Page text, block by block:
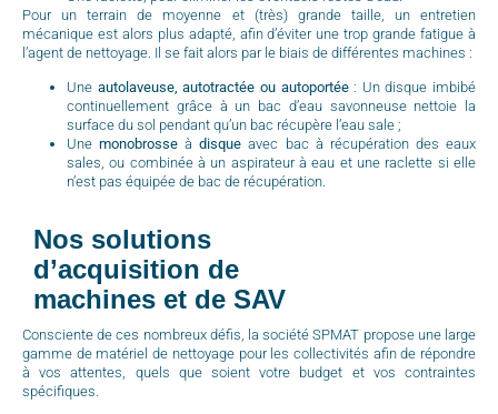
Pour un terrain de moyenne et (très) grande taille, un entretien
mécanique est alors plus adapté, afin d’éviter une trop grande fatigue à
l’agent de nettoyage. Il se fait alors par le biais de différentes machines :
Une autolaveuse, autotractée ou autoportée: Un disque imbibé
continuellement grâce à un bac d’eau savonneuse nettoie la
surface du sol pendant qu’un bac récupère l’eau sale ;
Unemonobrosse àdisque avec bac à récupération des eaux
sales, ou combinée à un aspirateur à eau et une raclette si elle
n’est pas équipée de bac de récupération.
Nos solutions
d’acquisition de
machines et de SAV
Consciente de ces nombreux défis, la société SPMAT propose une large
gamme de matériel de nettoyage pour les collectivités afin de répondre
à vos attentes, quels que soient votre budget et vos contraintes
spécifiques.